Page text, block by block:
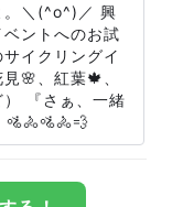
。＼(^o^)／ 興
ントへのお試
イクリングイ
🌸、紅葉🍁、
『さぁ、一緒